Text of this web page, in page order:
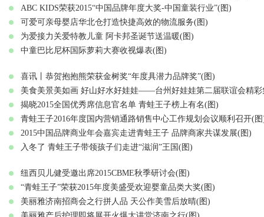
ABC KIDS荣获2015“中国品牌年度大奖-中国童装行业”(图)
可爱可亲母婴店华北仓打造快捷高效的物流服务(图)
为爱接力关爱特教儿童 阿卡邦圣诞节送温暖(图)
中童巴比尼杯国际萝莉大赛收视爆表(图)
喜讯丨恭贺抱抱熊荣获金树奖“年度具潜力品牌奖”(图)
美食美景美如画 好山好水好娃娃——台州好娃娃第二届联谊会精彩
揭晓2015全国优秀席信息官名单 青蛙王子榜上有名(图)
青蛙王子2016年度国内营销通路销售中心工作规划会议顺利召开(
2015中国品牌商业年会嘉宾走进青蛙王子 品牌商家共谋发展(图)
入冬了 青蛙王子带领孩子们走进“滋润”王国(图)
纽西贝儿健受邀出席2015CBME秋季研讨会(图)
“青蛙王子”荣获2015年度美盛受欢迎婴童品类大奖(图)
美丽雅济南招商会之行拼人品 天公作美雪后放晴(图)